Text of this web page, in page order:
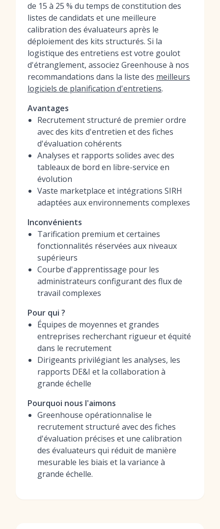
de 15 à 25 % du temps de constitution des
listes de candidats et une meilleure
calibration des évaluateurs après le
déploiement des kits structurés. Si la
logistique des entretiens est votre goulot
d'étranglement, associez Greenhouse à nos
recommandations dans la liste des meilleurs
logiciels de planification d'entretiens.
Avantages
Recrutement structuré de premier ordre
avec des kits d'entretien et des fiches
d'évaluation cohérents
Analyses et rapports solides avec des
tableaux de bord en libre-service en
évolution
Vaste marketplace et intégrations SIRH
adaptées aux environnements complexes
Inconvénients
Tarification premium et certaines
fonctionnalités réservées aux niveaux
supérieurs
Courbe d'apprentissage pour les
administrateurs configurant des flux de
travail complexes
Pour qui ?
Équipes de moyennes et grandes
entreprises recherchant rigueur et équité
dans le recrutement
Dirigeants privilégiant les analyses, les
rapports DE&I et la collaboration à
grande échelle
Pourquoi nous l'aimons
Greenhouse opérationnalise le
recrutement structuré avec des fiches
d'évaluation précises et une calibration
des évaluateurs qui réduit de manière
mesurable les biais et la variance à
grande échelle.